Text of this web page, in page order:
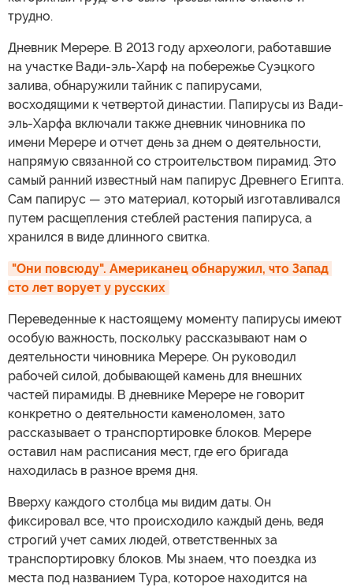
трудно.
Дневник Мерере. В 2013 году археологи, работавшие
на участке Вади-эль-Харф на побережье Суэцкого
залива, обнаружили тайник с папирусами,
восходящими к четвертой династии. Папирусы из Вади-
эль-Харфа включали также дневник чиновника по
имени Мерере и отчет день за днем о деятельности,
напрямую связанной со строительством пирамид. Это
самый ранний известный нам папирус Древнего Египта.
Сам папирус — это материал, который изготавливался
путем расщепления стеблей растения папируса, а
хранился в виде длинного свитка.
"Они повсюду". Американец обнаружил, что Запад
сто лет ворует у русских
Переведенные к настоящему моменту папирусы имеют
особую важность, поскольку рассказывают нам о
деятельности чиновника Мерере. Он руководил
рабочей силой, добывающей камень для внешних
частей пирамиды. В дневнике Мерере не говорит
конкретно о деятельности каменоломен, зато
рассказывает о транспортировке блоков. Мерере
оставил нам расписания мест, где его бригада
находилась в разное время дня.
Вверху каждого столбца мы видим даты. Он
фиксировал все, что происходило каждый день, ведя
строгий учет самих людей, ответственных за
транспортировку блоков. Мы знаем, что поездка из
места под названием Тура, которое находится на